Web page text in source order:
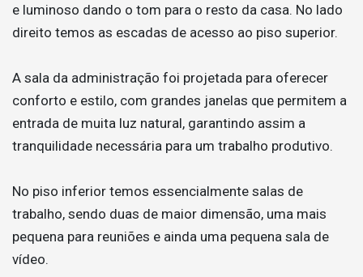
e luminoso dando o tom para o resto da casa. No lado
direito temos as escadas de acesso ao piso superior.
A sala da administração foi projetada para oferecer
conforto e estilo, com grandes janelas que permitem a
entrada de muita luz natural, garantindo assim a
tranquilidade necessária para um trabalho produtivo.
No piso inferior temos essencialmente salas de
trabalho, sendo duas de maior dimensão, uma mais
pequena para reuniões e ainda uma pequena sala de
vídeo.